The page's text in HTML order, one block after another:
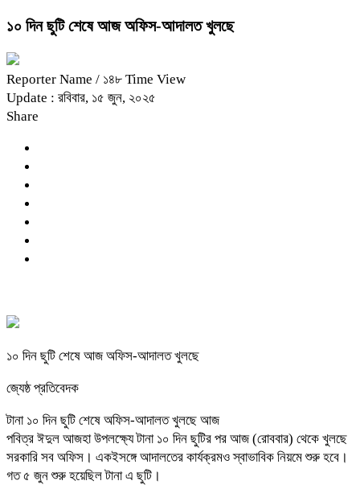
১০ দিন ছুটি শেষে আজ অফিস-আদালত খুলছে
Reporter Name / ১৪৮ Time View
Update : রবিবার, ১৫ জুন, ২০২৫
Share
১০ দিন ছুটি শেষে আজ অফিস-আদালত খুলছে
জ্যেষ্ঠ প্রতিবেদক
টানা ১০ দিন ছুটি শেষে অফিস-আদালত খুলছে আজ
পবিত্র ঈদুল আজহা উপলক্ষ্যে টানা ১০ দিন ছুটির পর আজ (রোববার) থেকে খুলছে
সরকারি সব অফিস। একইসঙ্গে আদালতের কার্যক্রমও স্বাভাবিক নিয়মে শুরু হবে।
গত ৫ জুন শুরু হয়েছিল টানা এ ছুটি।